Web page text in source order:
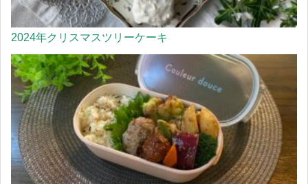
2024年クリスマスツリーケーキ